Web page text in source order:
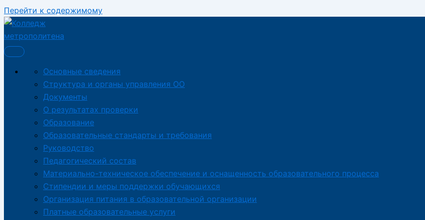
Перейти к содержимому
Основные сведения
Структура и органы управления ОО
Документы
О результатах проверки
Образование
Образовательные стандарты и требования
Руководство
Педагогический состав
Материально-техническое обеспечение и оснащенность образовательного процесса
Стипендии и меры поддержки обучающихся
Организация питания в образовательной организации
Платные образовательные услуги